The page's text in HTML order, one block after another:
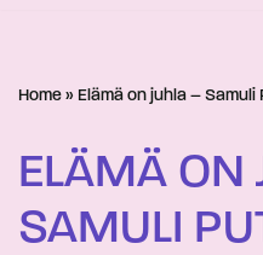
Home » Elämä on juhla – Samuli
ELÄMÄ ON
SAMULI